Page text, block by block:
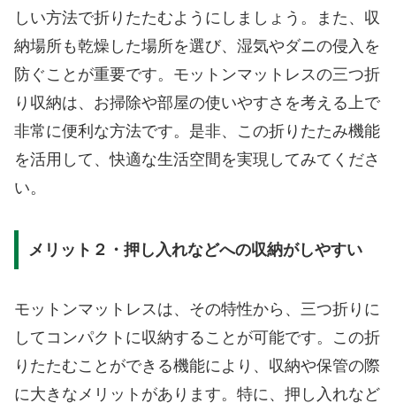
しい方法で折りたたむようにしましょう。また、収
納場所も乾燥した場所を選び、湿気やダニの侵入を
防ぐことが重要です。モットンマットレスの三つ折
り収納は、お掃除や部屋の使いやすさを考える上で
非常に便利な方法です。是非、この折りたたみ機能
を活用して、快適な生活空間を実現してみてくださ
い。
メリット２・押し入れなどへの収納がしやすい
モットンマットレスは、その特性から、三つ折りに
してコンパクトに収納することが可能です。この折
りたたむことができる機能により、収納や保管の際
に大きなメリットがあります。特に、押し入れなど